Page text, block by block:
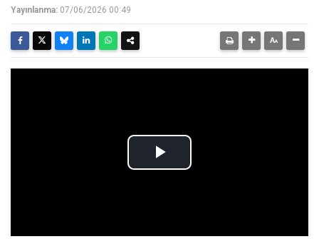
Yayınlanma: 07/06/2026 00:49